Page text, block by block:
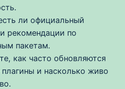
ли официальный
рекомендации по
пакетам.
как часто обновляются
и насколько живо